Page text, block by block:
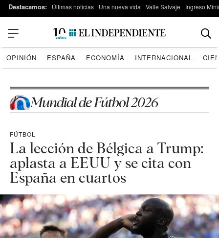
Destacamos: Últimas noticias Una nueva vida Valle Salvaje Ingreso
OPINIÓN ESPAÑA ECONOMÍA INTERNACIONAL
Mundial de Fútbol 2026
FÚTBOL
La lección de Bélgica a Trump:
aplasta a EEUU y se cita con
España en cuartos